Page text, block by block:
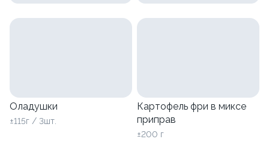
Оладушки
±115г / 3шт.
Картофель фри в миксе
приправ
±200 г